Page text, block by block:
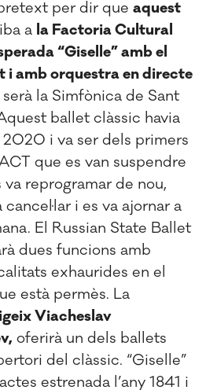
per dir queaquest
a la Factoria Cultural
“Giselle” amb el
i amb orquestra en directe
la Simfònica de Sant
ballet clàssic havia
i va ser dels primers
que es van suspendre
reprogramar de nou,
i es va ajornar a
El Russian State Ballet
dues funcions amb
exhaurides en el
està permès. La
Viacheslav
oferirà un dels ballets
del clàssic. “Giselle”
estrenada l’any 1841 i